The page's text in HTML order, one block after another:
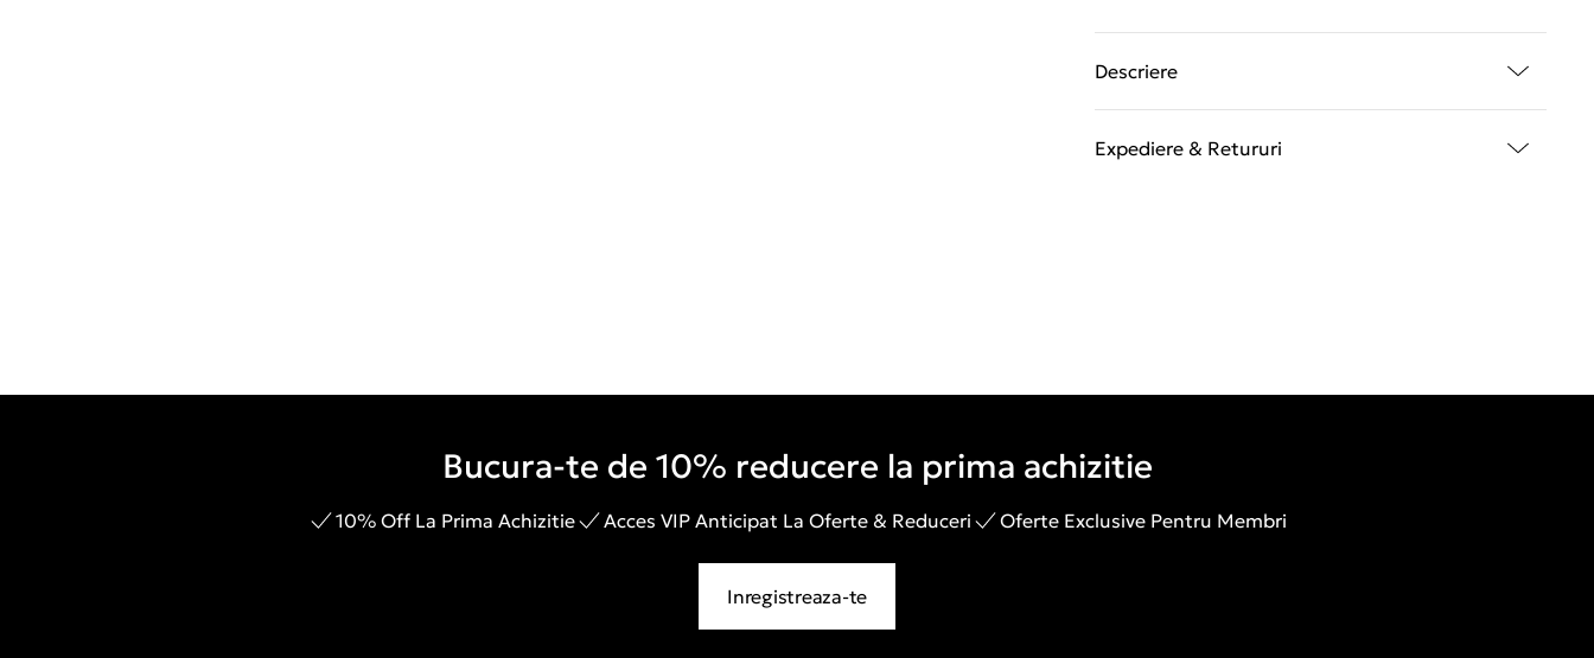
Descriere
Expediere & Retururi
Bucura-te de 10% reducere la prima achizitie
10% Off La Prima Achizitie Acces VIP Anticipat La Oferte & Reduceri Oferte Exclusive Pentru Membri
Inregistreaza-te